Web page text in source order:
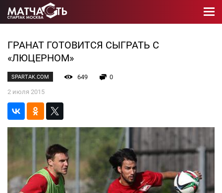
ГРАНАТ ГОТОВИТСЯ СЫГРАТЬ С
«ЛЮЦЕРНОМ»
SPARTAK.COM 649
0
2 июля 2015